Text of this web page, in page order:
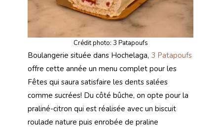
Crédit photo: 3 Patapoufs
Boulangerie située dans Hochelaga, 3 Patapoufs
offre cette année un menu complet pour les
Fêtes qui saura satisfaire les dents salées
comme sucrées! Du côté bûche, on opte pour la
praliné-citron qui est réalisée avec un biscuit
roulade nature puis enrobée de praline